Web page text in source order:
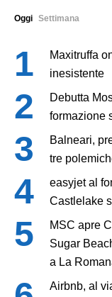
Oggi Settimana
Maxitruffa
inesistente
Debutta
formazione
Balneari,
tre
easyjet al
Castlelake
MSC apre
Sugar
a La
Airbnb, al